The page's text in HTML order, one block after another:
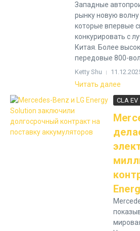
Западные
рынку новую
которые впервые
конкурировать с
Китая. Более
передовые 800-
Ketty Shu
Читать далее
CLA EV